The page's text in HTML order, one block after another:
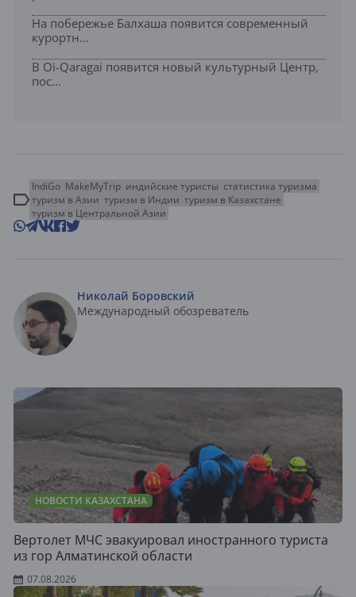
На побережье Балхаша появится современный
курортн...
В Oi-Qaragai появится новый культурный Центр,
пос...
IndiGo MakeMyTrip индийские туристы статистика туризма
туризм в Азии туризм в Индии туризм в Казахстане
туризм в Центральной Азии
Николай Боровский
Международный обозреватель
НОВОСТИ КАЗАХСТАНА
Вертолет МЧС эвакуировал иностранного туриста
из гор Алматинской области
07.08.2026